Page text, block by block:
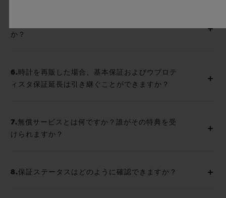
か？
6.時計を再販した場合、基本保証およびウブロテ
ィスタ保証延長は引き継ぐことができますか？
7.無償サービスとは何ですか？誰がその特典を受
けられますか？
8.保証ステータスはどのように確認できますか？